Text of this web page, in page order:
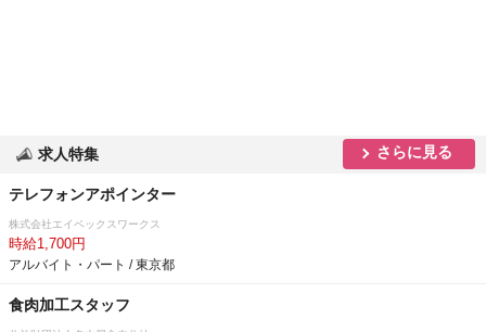
求人特集 さらに見る
テレフォンアポインター
株式会社エイペックスワークス
時給1,700円
アルバイト・パート / 東京都
食肉加工スタッフ